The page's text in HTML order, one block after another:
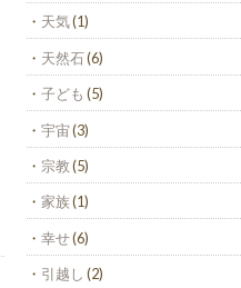
天気(1)
天然石(6)
子ども (5)
宇宙(3)
宗教(5)
家族(1)
幸せ(6)
引越し (2)